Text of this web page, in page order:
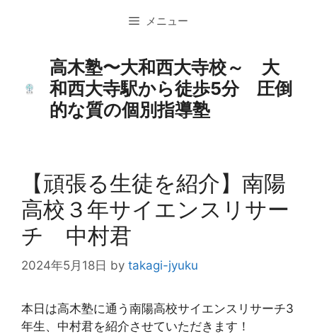
メニュー
高木塾〜大和西大寺校～ 大
和西大寺駅から徒歩5分 圧倒
的な質の個別指導塾
【頑張る生徒を紹介】南陽
高校３年サイエンスリサー
チ 中村君
2024年5月18日 by takagi-jyuku
本日は高木塾に通う南陽高校サイエンスリサーチ3
年生、中村君を紹介させていただきます！